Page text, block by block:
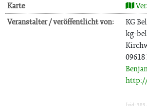
Karte
Veranstalter / veröffentlicht von:
KG
kg-